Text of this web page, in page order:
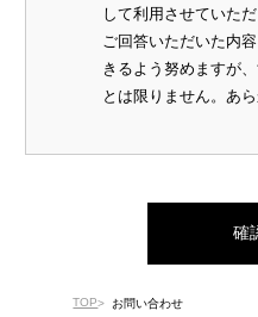
して利用させていただ
ご回答いただいた内
きるよう努めますが
とは限りません。あ
確
TOP お問い合わせ